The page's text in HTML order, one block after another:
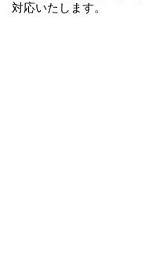
対応いたします。